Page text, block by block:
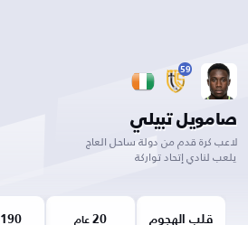
59
صامويل تبيلي
لاعب كرة قدم من دولة ساحل العاج
يلعب لنادي إتحاد تواركة
قلب الهجوم 20 عام 190